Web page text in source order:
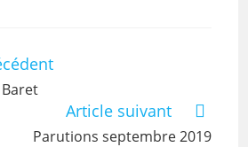
Article suivant
Parutions septembre 2019